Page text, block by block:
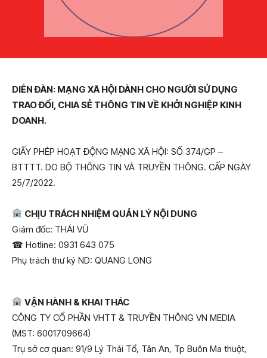
DIỄN ĐÀN: MẠNG XÃ HỘI DÀNH CHO NGƯỜI SỬ DỤNG
TRAO ĐỔI, CHIA SẺ THÔNG TIN VỀ KHỞI NGHIỆP KINH
DOANH.
GIẤY PHÉP HOẠT ĐỘNG MẠNG XÃ HỘI: SỐ 374/GP –
BTTTT. DO BỘ THÔNG TIN VÀ TRUYỀN THÔNG. CẤP NGÀY
25/7/2022.
CHỊU TRÁCH NHIỆM QUẢN LÝ NỘI DUNG
Giám đốc: THÁI VŨ
☎ Hotline: 0931 643 075
Phụ trách thư ký ND: QUANG LONG
VẬN HÀNH & KHAI THÁC
CÔNG TY CỔ PHẦN VHTT & TRUYỀN THÔNG VN MEDIA
(MST: 6001709664)
Trụ sở cơ quan: 91/9 Lý Thái Tổ, Tân An, Tp Buôn Ma thuột,